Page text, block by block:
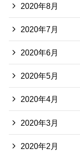
2020年8月
2020年7月
2020年6月
2020年5月
2020年4月
2020年3月
2020年2月